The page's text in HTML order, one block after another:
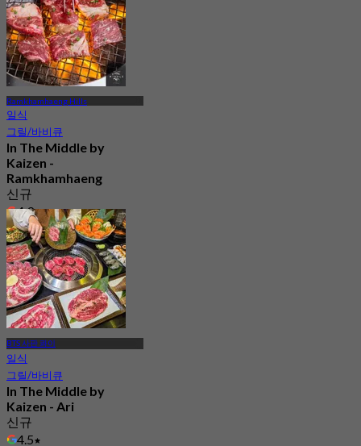
Ramkhamhaeng Hills
일식
그릴/바비큐
In The Middle by
Kaizen -
Ramkhamhaeng
신규
4.9
에서฿ 959
BTS 사판 콰이
일식
그릴/바비큐
In The Middle by
Kaizen - Ari
신규
4.5